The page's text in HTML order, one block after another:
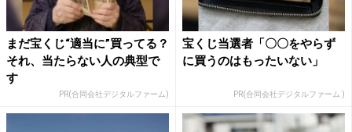
まだ宝くじ“適当に”買ってる？
それ、当たらない人の典型で
す
PR(合同会社デジタルファーム)
宝くじ当選者「〇〇をやらず
に買うのはもったいない」
PR(合同会社デジタルファーム )